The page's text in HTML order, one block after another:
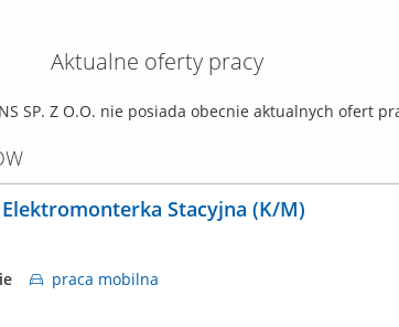
Aktualne oferty pracy
SP. Z O.O. nie posiada obecnie aktualnych ofert
Stacyjna (K/M)
praca mobilna